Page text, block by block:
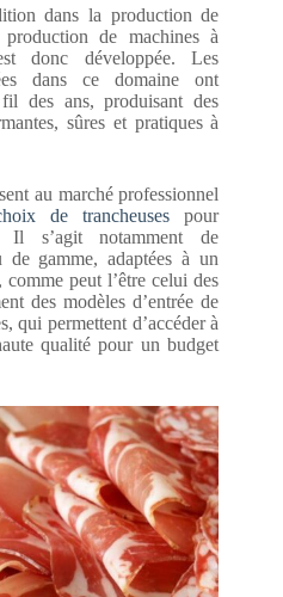
dans la production de
de machines à
donc développée. Les
dans ce domaine ont
des ans, produisant des
sûres et pratiques à
au marché professionnel
de trancheuses pour
Il s’agit notamment de
gamme, adaptées à un
peut l’être celui des
des modèles d’entrée de
qui permettent d’accéder à
qualité pour un budget